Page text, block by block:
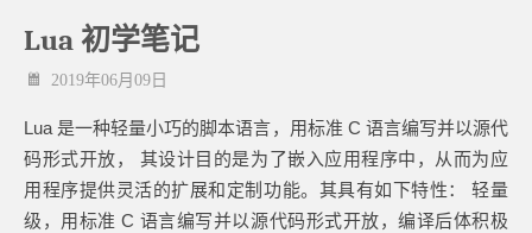
Lua 初学笔记
2019年06月09日
Lua 是一种轻量小巧的脚本语言，用标准 C 语言编写并以源代
码形式开放， 其设计目的是为了嵌入应用程序中，从而为应
用程序提供灵活的扩展和定制功能。其具有如下特性： 轻量
级，用标准 C 语言编写并以源代码形式开放，编译后体积极